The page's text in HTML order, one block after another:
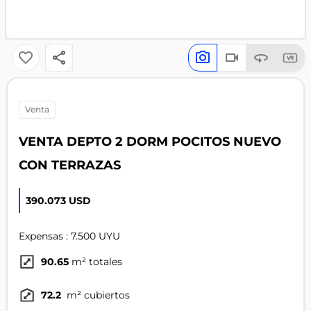
venta
VENTA DEPTO 2 DORM POCITOS NUEVO
CON TERRAZAS
390.073 USD
Expensas : 7.500 UYU
90.65 m² totales
72.2 m² cubiertos